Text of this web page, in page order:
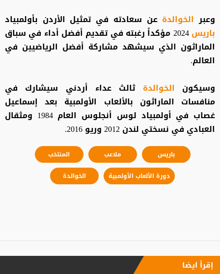
وعبرالخوالدةعن سعادته في تمثيل الأردن بأولمبياد
باريس
2024 مؤكداً رغبته في تقديم أفضل أداء في سباق
الماراثون الذي سيشهد مشاركة أفضل الرياضيين في
العالم.
وسيكون الخوالدةثالث عداء أردني سيشارك في
منافسات الماراثون بالألعاب الأولمبية بعد إسماعيل
غصاب في أولمبياد لوس أنجلوس العام 1984 ومثقال
العبادي في نسختي لندن 2012 وريو 2016.
باريس ملاعب
المنتخب
دورة الألعاب الأولمبية
الخوالدة
إقرأ ايضا